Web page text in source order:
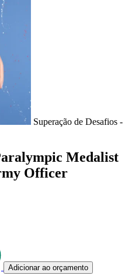
Superação de Desafios -
Medalist
Officer
Adicionar ao orçamento